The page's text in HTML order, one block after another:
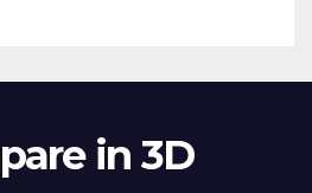
in 3D